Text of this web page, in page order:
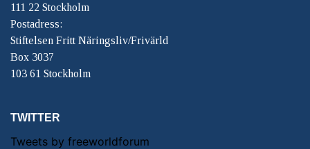
111 22 Stockholm
Postadress:
Stiftelsen Fritt Näringsliv/Frivärld
Box 3037
103 61 Stockholm
TWITTER
Tweets by freeworldforum